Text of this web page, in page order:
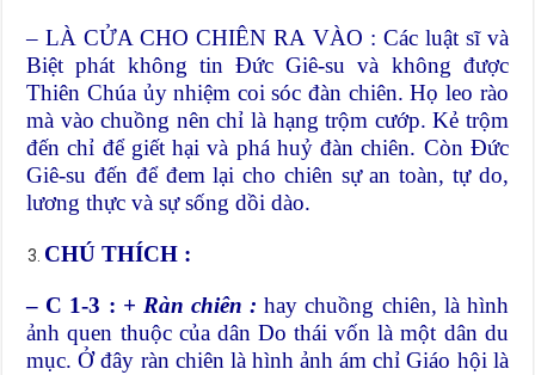
– LÀ CỬA CHO CHIÊN RA VÀO : Các luật sĩ và
Biệt phát không tin Đức Giê-su và không được
Thiên Chúa ủy nhiệm coi sóc đàn chiên. Họ leo rào
mà vào chuồng nên chỉ là hạng trộm cướp. Kẻ trộm
đến chỉ để giết hại và phá huỷ đàn chiên. Còn Đức
Giê-su đến để đem lại cho chiên sự an toàn, tự do,
lương thực và sự sống dồi dào.
CHÚ THÍCH :
– C 1-3 : + Ràn chiên : hay chuồng chiên, là hình
ảnh quen thuộc của dân Do thái vốn là một dân du
mục. Ở đây ràn chiên là hình ảnh ám chỉ Giáo hội là